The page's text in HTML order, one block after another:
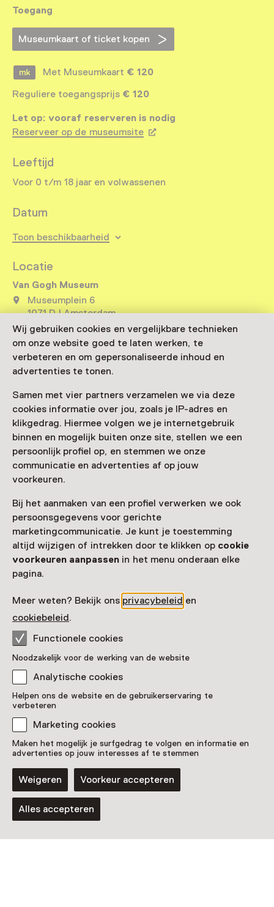
Wij gebruiken cookies en vergelijkbare technieken
om onze website goed te laten werken, te
verbeteren en om gepersonaliseerde inhoud en
advertenties te tonen.
Samen met vier partners verzamelen we via deze
cookies informatie over jou, zoals je IP-adres en
klikgedrag. Hiermee volgen we je internetgebruik
binnen en mogelijk buiten onze site, stellen we een
persoonlijk profiel op, en stemmen we onze
communicatie en advertenties af op jouw
voorkeuren.
Bij het aanmaken van een profiel verwerken we ook
persoonsgegevens voor gerichte
marketingcommunicatie. Je kunt je toestemming
altijd wijzigen of intrekken door te klikken op cookie
voorkeuren aanpassen in het menu onderaan elke
pagina.
Meer weten? Bekijk ons privacybeleid en
cookiebeleid.
Functionele cookies
Noodzakelijk voor de werking van de website
Analytische cookies
Helpen ons de website en de gebruikerservaring te
verbeteren
Marketing cookies
Maken het mogelijk je surfgedrag te volgen en informatie en
advertenties op jouw interesses af te stemmen
Weigeren Voorkeur accepteren
Alles accepteren
Toegang
Museumkaart of ticket kopen
Met Museumkaart € 120
Reguliere toegangsprijs € 120
Let op: vooraf reserveren is nodig
Reserveer op de museumsite
Leeftijd
Voor 0 t/m 18 jaar en volwassenen
Datum
Toon beschikbaarheid
Locatie
Van Gogh Museum
Museumplein 6
1071 DJ Amsterdam
Route plannenOpent in een nieuw tabblad
020 - 57 05 200
Vandaag open van 09:00 tot 18:00 uur
Zien & doen in Van Gogh
Museum
Van Gogh op gevoel
5 september t/m 12 december, meerdere
opties
Activiteit
Yoga in het museum